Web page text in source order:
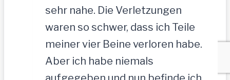
sehr nahe. Die Verletzungen
waren so schwer, dass ich Teile
meiner vier Beine verloren habe.
Aber ich habe niemals